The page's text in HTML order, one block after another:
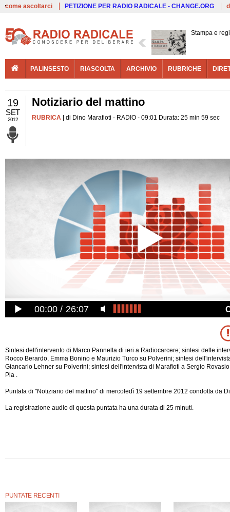
come ascoltarci PETIZIONE PER RADIO RADICALE - CHANGE.ORG
Stampa e
PALINSESTO RIASCOLTA ARCHIVIO RUBRICHE
19
SET
2012
Notiziario del mattino
RUBRICA | di Dino Marafioti - RADIO - 09:01 Durata: 25 min 59 sec
00:00 26:07
Sintesi dell'intervento di Marco Pannella di ieri a Radiocarcere; sintesi delle
Rocco Berardo, Emma Bonino e Maurizio Turco su Polverini; sintesi
Giancarlo Lehner su Polverini; sintesi dell'intervista di Marafioti a Sergio
Pia .
Puntata di "Notiziario del mattino" di mercoledì 19 settembre 2012 condotta da
La registrazione audio di questa puntata ha una durata di 25 minuti.
PUNTATE RECENTI